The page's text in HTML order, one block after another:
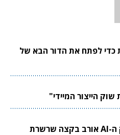
כדי לפתח את הדור הבא של
צוואר הבקבוק הבא בשוק ה-AI אורב בקצה שרשרת